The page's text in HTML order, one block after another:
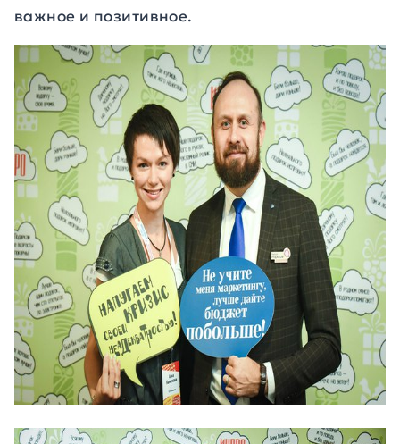
важное и позитивное.